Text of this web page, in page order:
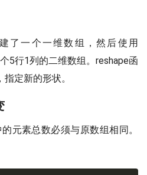
了一个一维数组，然后使用
5行1列的二维数组。reshape函
定新的形状。
元素总数必须与原数组相同。